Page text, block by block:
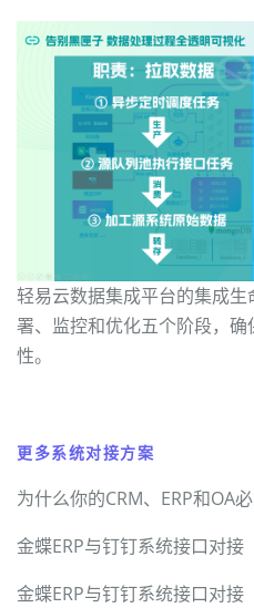
轻易云数据集成平台的集成
署、监控和优化五个阶段，
性。
更多系统对接方案
为什么你的CRM、ERP和OA必
金蝶ERP与钉钉系统接口对接
金蝶ERP与钉钉系统接口对接